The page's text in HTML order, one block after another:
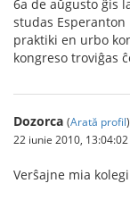
6a de aŭgusto ĝis
studas
praktiki en urbo
kongreso troviĝas
Dozorca (Arată profil)
22 iunie 2010, 13:04:02
Verŝajne mia